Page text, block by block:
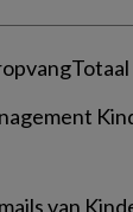
van